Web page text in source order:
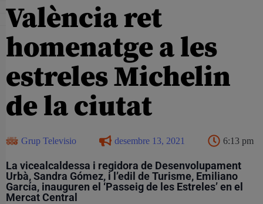
València ret
homenatge a les
estreles Michelin
de la ciutat
Grup Televisio desembre 13, 2021 6:13 pm
La vicealcaldessa i regidora de Desenvolupament
Urbà, Sandra Gómez, i l’edil de Turisme, Emiliano
García, inauguren el ‘Passeig de les Estreles’ en el
Mercat Central